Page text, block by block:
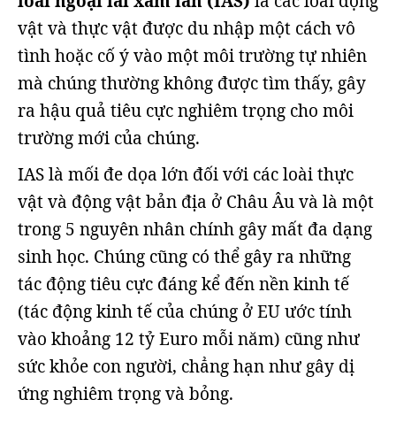
vật và thực vật được du nhập một cách vô
tình hoặc cố ý vào một môi trường tự nhiên
mà chúng thường không được tìm thấy, gây
ra hậu quả tiêu cực nghiêm trọng cho môi
trường mới của chúng.
IAS là mối đe dọa lớn đối với các loài thực
vật và động vật bản địa ở Châu Âu và là một
trong 5 nguyên nhân chính gây mất đa dạng
sinh học. Chúng cũng có thể gây ra những
tác động tiêu cực đáng kể đến nền kinh tế
(tác động kinh tế của chúng ở EU ước tính
vào khoảng 12 tỷ Euro mỗi năm) cũng như
sức khỏe con người, chẳng hạn như gây dị
ứng nghiêm trọng và bỏng.